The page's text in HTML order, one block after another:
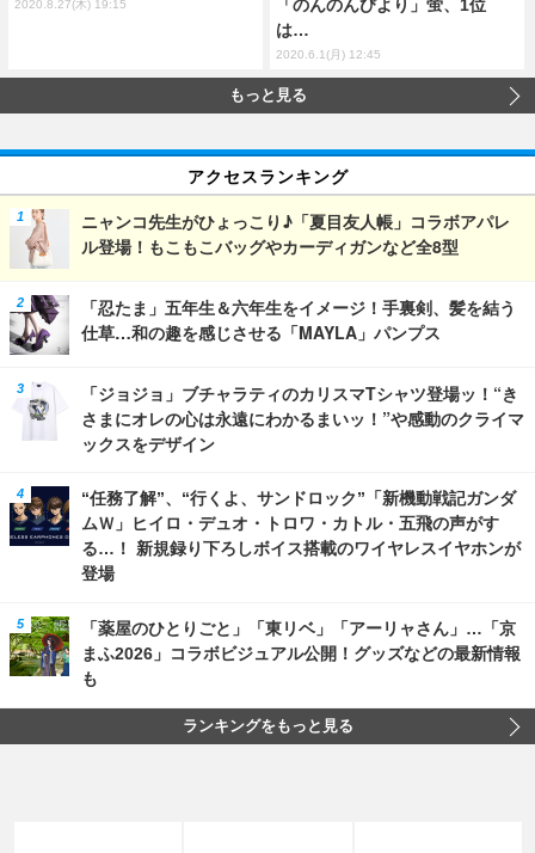
2020.8.27(木) 19:15
「のんのんびより」蛍、1位
は…
2020.6.1(月) 12:45
もっと見る
アクセスランキング
ニャンコ先生がひょっこり♪「夏目友人帳」コラボアパレ
ル登場！もこもこバッグやカーディガンなど全8型
「忍たま」五年生＆六年生をイメージ！手裏剣、髪を結う
仕草…和の趣を感じさせる「MAYLA」パンプス
「ジョジョ」ブチャラティのカリスマTシャツ登場ッ！“き
さまにオレの心は永遠にわかるまいッ！”や感動のクライマ
ックスをデザイン
“任務了解”、“行くよ、サンドロック”「新機動戦記ガンダ
ムＷ」ヒイロ・デュオ・トロワ・カトル・五飛の声がす
る…！ 新規録り下ろしボイス搭載のワイヤレスイヤホンが
登場
「薬屋のひとりごと」「東リベ」「アーリャさん」…「京
まふ2026」コラボビジュアル公開！グッズなどの最新情報
も
ランキングをもっと見る